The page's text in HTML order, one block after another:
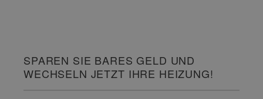
SPAREN SIE BARES GELD UND
WECHSELN JETZT IHRE HEIZUNG!